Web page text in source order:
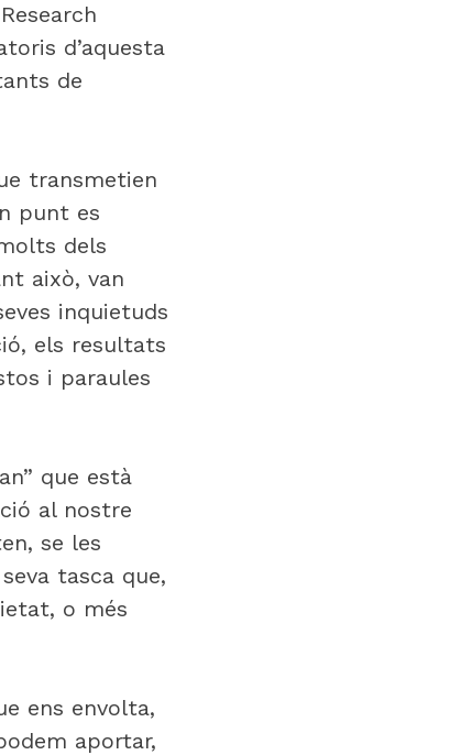
d’aquesta
de
transmetien
punt es
dels
això, van
inquietuds
els resultats
i paraules
que està
al nostre
se les
tasca que,
o més
ens envolta,
aportar,